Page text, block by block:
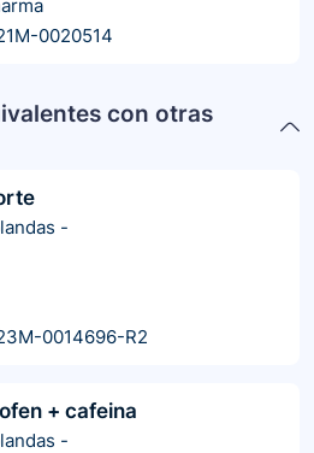
0020514
con otras
-
0014696-R2
+ cafeina
-